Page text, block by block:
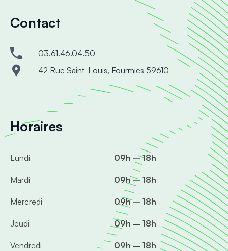
Contact
03.61.46.04.50
42 Rue Saint-Louis, Fourmies 59610
Horaires
Lundi 09h – 18h
Mardi 09h – 18h
Mercredi 09h – 18h
Jeudi 09h – 18h
Vendredi 09h – 18h